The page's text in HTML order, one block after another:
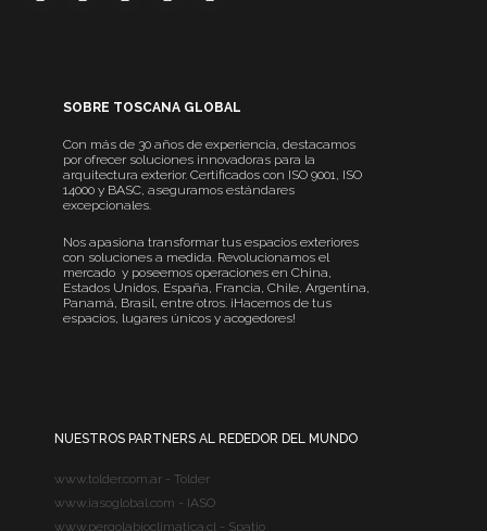
SOBRE TOSCANA GLOBAL
Con más de 30 años de experiencia, destacamos
por ofrecer soluciones innovadoras para la
arquitectura exterior. Certificados con ISO 9001, ISO
14000 y BASC, aseguramos estándares
excepcionales.
Nos apasiona transformar tus espacios exteriores
con soluciones a medida. Revolucionamos el
mercado y poseemos operaciones en China,
Estados Unidos, España, Francia, Chile, Argentina,
Panamá, Brasil, entre otros. ¡Hacemos de tus
espacios, lugares únicos y acogedores!
NUESTROS PARTNERS AL REDEDOR DEL MUNDO
www.tolder.com.ar - Tolder
www.iasoglobal.com - IASO
www.pergolabioclimatica.cl - Spatio